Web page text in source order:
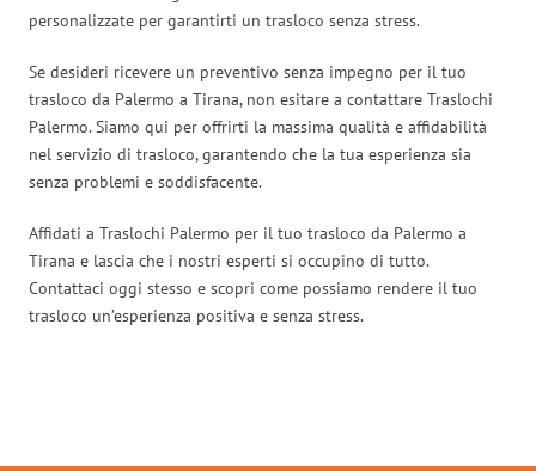
personalizzate per garantirti un trasloco senza stress.
Se desideri ricevere un preventivo senza impegno per il tuo
trasloco da Palermo a Tirana, non esitare a contattare Traslochi
Palermo. Siamo qui per offrirti la massima qualità e affidabilità
nel servizio di trasloco, garantendo che la tua esperienza sia
senza problemi e soddisfacente.
Affidati a Traslochi Palermo per il tuo trasloco da Palermo a
Tirana e lascia che i nostri esperti si occupino di tutto.
Contattaci oggi stesso e scopri come possiamo rendere il tuo
trasloco un’esperienza positiva e senza stress.